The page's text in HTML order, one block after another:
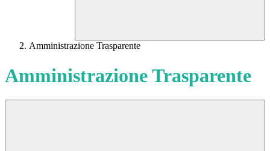
Amministrazione Trasparente
Amministrazione Trasparente